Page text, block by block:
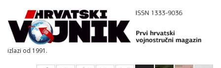
izlazi od 1991.